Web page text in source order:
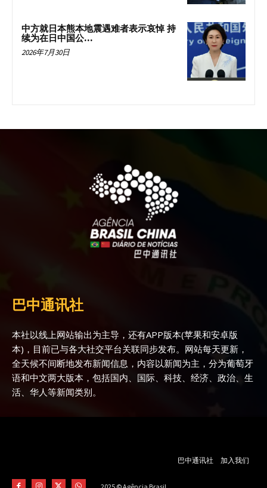
中方就日本熊本地震遇难者表示哀悼 持
续为在日中国公...
2026年7月30日
巴中通讯社
本社以线上网站输出为主导，还有APP版本(苹果和安卓版
本)，目前已与各大社交平台关联同步发布。网站每天更新，
全天候不间断地发布新闻信息，内容以新闻为主，分为葡萄牙
语和中文两大版本，包括国内、国际、科技、经济、政治、生
活、华人等新闻类别。
巴中通讯社 加入我们